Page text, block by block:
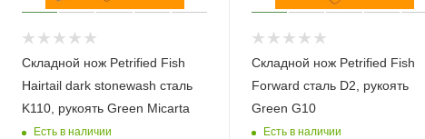
Складной нож Petrified Fish
Hairtail dark stonewash сталь
K110, рукоять Green Micarta
Есть в наличии
Складной нож Petrified Fish
Forward сталь D2, рукоять
Green G10
Есть в наличии